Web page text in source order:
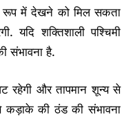
रूप में देखने को मिल सकता
यदि शक्तिशाली पश्चिमी
संभावना है.
रहेगी और तापमान शून्य से
की ठंड की संभावना